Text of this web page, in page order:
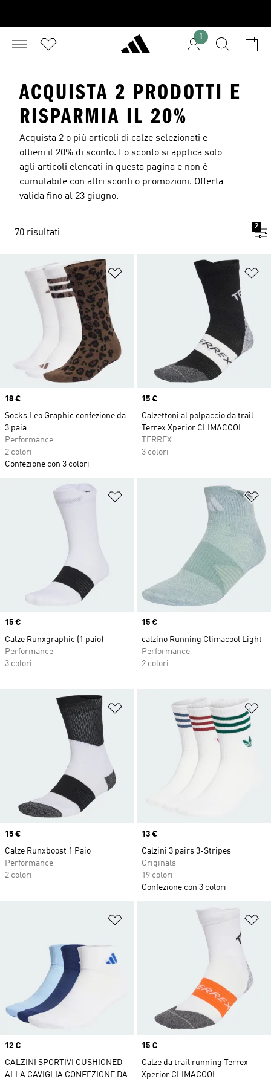
1
ACQUISTA 2 PRODOTTI E
RISPARMIA IL 20%
Acquista 2 o più articoli di calze selezionati e
ottieni il 20% di sconto. Lo sconto si applica solo
agli articoli elencati in questa pagina e non è
cumulabile con altri sconti o promozioni. Offerta
valida fino al 23 giugno.
70 risultati
2
Aggiungi alla lista dei desideri
Price
18 €
Socks Leo Graphic confezione da
3 paia
Performance
2 colori
Confezione con 3 colori
Price
15 €
Calzettoni al polpaccio da trail
Terrex Xperior CLIMACOOL
TERREX
3 colori
Aggiungi alla lista dei desideri
Price
15 €
Calze Runxgraphic (1 paio)
Performance
3 colori
Price
15 €
calzino Running Climacool Light
Performance
2 colori
Aggiungi alla lista dei desideri
Price
15 €
Calze Runxboost 1 Paio
Performance
2 colori
Price
13 €
Calzini 3 pairs 3-Stripes
Originals
19 colori
Confezione con 3 colori
Aggiungi alla lista dei desideri
Price
12 €
CALZINI SPORTIVI CUSHIONED
ALLA CAVIGLIA CONFEZIONE DA
Price
15 €
Calze da trail running Terrex
Xperior CLIMACOOL